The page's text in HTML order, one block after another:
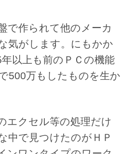
で作られて他のメーカ
気がします。にもかか
以上も前のＰＣの機能
500万もしたものを生か
エクセル等の処理だけ
中で見つけたのがＨＰ